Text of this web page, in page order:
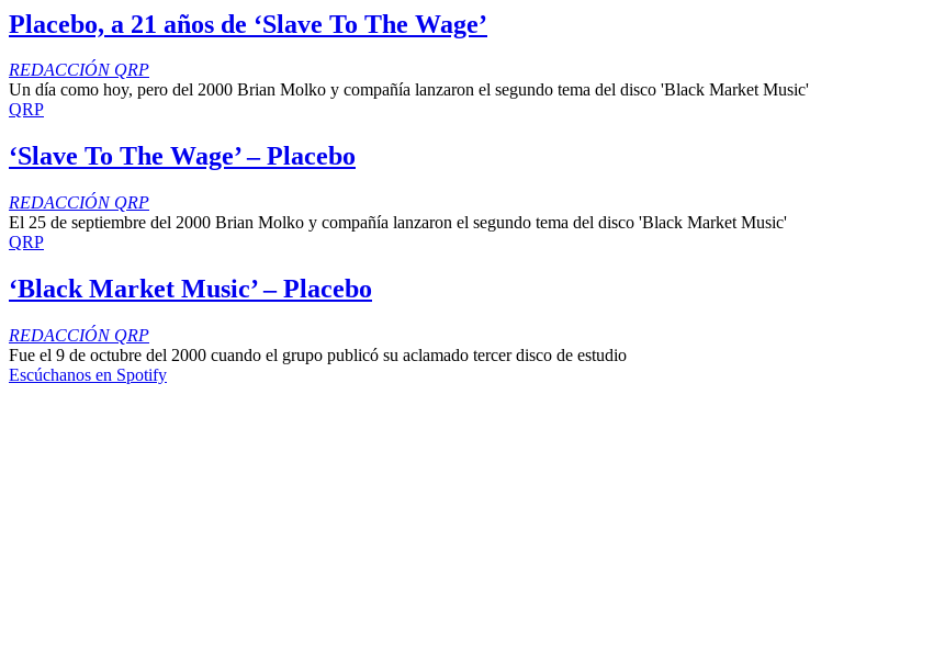
Placebo, a 21 años de ‘Slave To The Wage’
REDACCIÓN QRP
Un día como hoy, pero del 2000 Brian Molko y compañía lanzaron el segundo tema del disco 'Black Market Music'
QRP
‘Slave To The Wage’ – Placebo
REDACCIÓN QRP
El 25 de septiembre del 2000 Brian Molko y compañía lanzaron el segundo tema del disco 'Black Market Music'
QRP
‘Black Market Music’ – Placebo
REDACCIÓN QRP
Fue el 9 de octubre del 2000 cuando el grupo publicó su aclamado tercer disco de estudio
Escúchanos en Spotify